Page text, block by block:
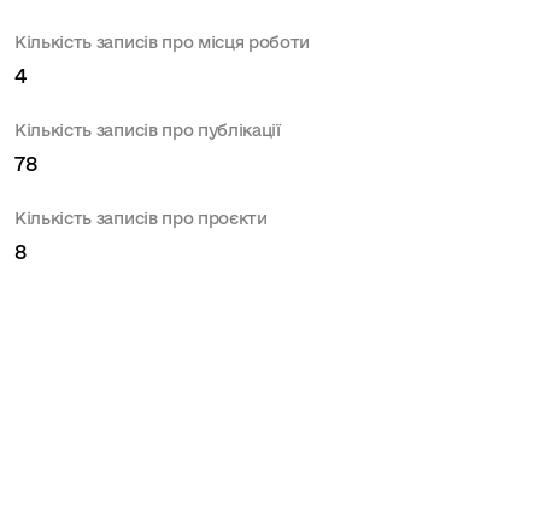
Кількість записів про місця роботи
4
Кількість записів про публікації
78
Кількість записів про проєкти
8